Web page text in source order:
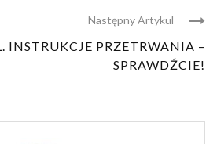
Następny Artykul
INSTRUKCJE PRZETRWANIA –
SPRAWDŹCIE!